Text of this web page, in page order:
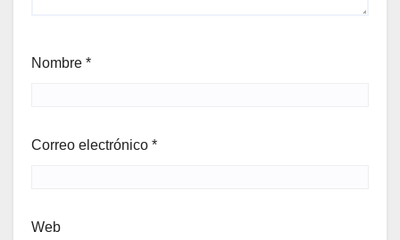
Nombre *
Correo electrónico *
Web